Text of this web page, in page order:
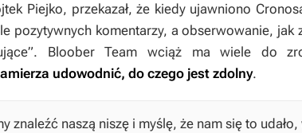
Piejko, przekazał, że kiedy ujawniono
pozytywnych komentarzy, a obserwowanie, jak
Bloober Team wciąż ma wiele do
udowodnić, do czego jest zdolny.
znaleźć naszą niszę i myślę, że nam się to